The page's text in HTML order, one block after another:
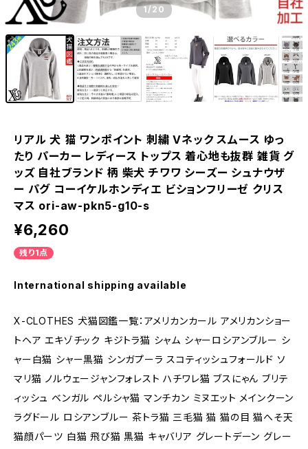
1/20
リアル 犬 猫 ワンポイント 刺繍 Vネック スムース ゆっ
たり パーカー レディース トップス 着心地も抜群 雑貨 グ
ッズ 自社ブランド 柄 柴犬 チワワ シーズー シュナウザ
ー パグ コーイケルホンディエ ビションフリーゼ クリス
マス ori-aw-pkn5-g10-s
¥6,260
残り1点
International shipping available
X-CLOTHES 犬猫図鑑一覧：アメリカンカール アメリカンショー
トヘア エキゾチック キジトラ猫 シャム シャーロシアンブルー シ
ャー白猫 シャー黒猫 シンガプーラ スコティッシュフォールド ソ
マリ猫 ノルウェージャンフォレスト ハチワレ猫 ブスにゃん ブリテ
ィッシュ ベンガル ペルシャ猫 マンチカン ミヌエット メインクーン
ラグドール ロシアンブルー 茶トラ猫 三毛猫 猫 猫の目 猫へそ天
猫顔パーツ 白猫 飛び猫 黒猫 キャバリア グレートデーン グレー